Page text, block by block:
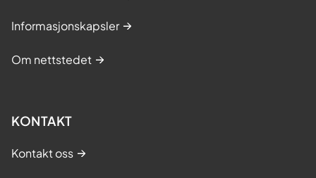
Informasjonskapsler
Om nettstedet
KONTAKT
Kontakt oss